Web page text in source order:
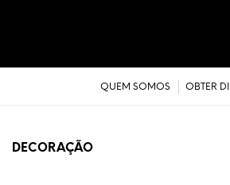
QUEM SOMOS OBTER
DECORAÇÃO